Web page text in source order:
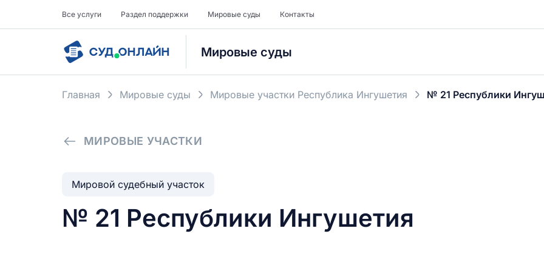
Все услуги Раздел поддержки Мировые суды Контакты
Мировые суды
Главная Мировые суды Мировые участки Республика Ингушетия № 21 Республики
МИРОВЫЕ УЧАСТКИ
Мировой судебный участок
№ 21 Республики Ингушетия